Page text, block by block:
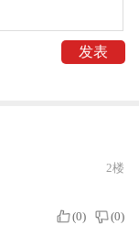
2楼
(0) (0)